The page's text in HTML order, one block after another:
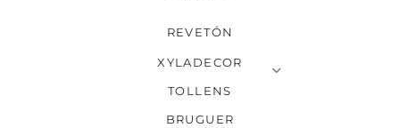
REVETÓN
XYLADECOR
TOLLENS
BRUGUER